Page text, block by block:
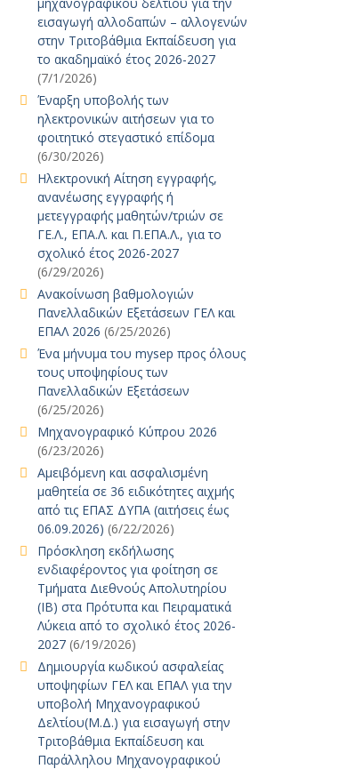
εισαγωγή αλλοδαπών – αλλογενών
στην Τριτοβάθμια Εκπαίδευση για
το ακαδημαϊκό έτος 2026-2027
(7/1/2026)
Έναρξη υποβολής των
ηλεκτρονικών αιτήσεων για το
φοιτητικό στεγαστικό επίδομα
(6/30/2026)
Ηλεκτρονική Αίτηση εγγραφής,
ανανέωσης εγγραφής ή
μετεγγραφής μαθητών/τριών σε
ΓΕ.Λ., ΕΠΑ.Λ. και Π.ΕΠΑ.Λ., για το
σχολικό έτος 2026-2027
(6/29/2026)
Ανακοίνωση βαθμολογιών
Πανελλαδικών Εξετάσεων ΓΕΛ και
ΕΠΑΛ 2026 (6/25/2026)
Ένα μήνυμα του mysep προς όλους
τους υποψηφίους των
Πανελλαδικών Εξετάσεων
(6/25/2026)
Μηχανογραφικό Κύπρου 2026
(6/23/2026)
Αμειβόμενη και ασφαλισμένη
μαθητεία σε 36 ειδικότητες αιχμής
από τις ΕΠΑΣ ΔΥΠΑ (αιτήσεις έως
06.09.2026) (6/22/2026)
Πρόσκληση εκδήλωσης
ενδιαφέροντος για φοίτηση σε
Τμήματα Διεθνούς Απολυτηρίου
(IB) στα Πρότυπα και Πειραματικά
Λύκεια από το σχολικό έτος 2026-
2027 (6/19/2026)
Δημιουργία κωδικού ασφαλείας
υποψηφίων ΓΕΛ και ΕΠΑΛ για την
υποβολή Μηχανογραφικού
Δελτίου(Μ.Δ.) για εισαγωγή στην
Τριτοβάθμια Εκπαίδευση και
Παράλληλου Μηχανογραφικού